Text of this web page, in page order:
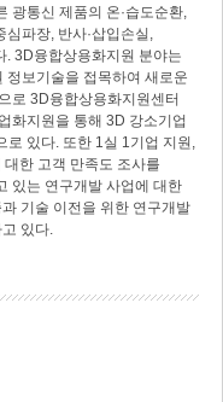
광통신 제품의 온·습도순환,
파장, 반사·삽입손실,
. 3D융합상용화지원 분야는
정보기술을 접목하여 새로운
로 3D융합상용화지원센터
화지원을 통해 3D 강소기업
로 있다. 또한 1실 1기업 지원,
한 고객 만족도 조사를
있는 연구개발 사업에 대한
기술 이전을 위한 연구개발
있다.